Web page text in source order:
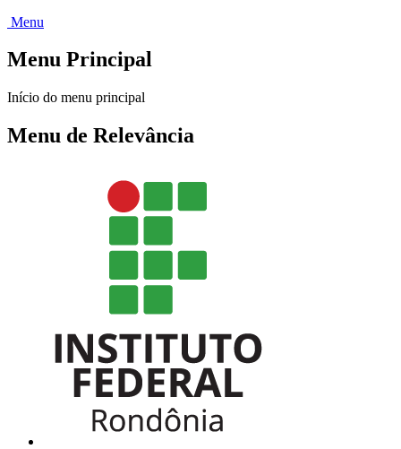
Menu
Menu Principal
Início do menu principal
Menu de Relevância